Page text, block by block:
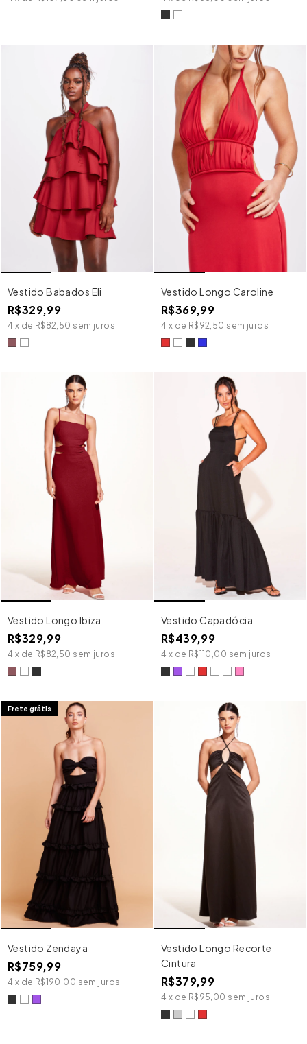
Vestido Babados Eli
R$329,99
4 x de R$82,50 sem juros
Vestido Longo Caroline
R$369,99
4 x de R$92,50 sem juros
Vestido Longo Ibiza
R$329,99
4 x de R$82,50 sem juros
Vestido Capadócia
R$439,99
4 x de R$110,00 sem juros
Frete grátis
Vestido Zendaya
R$759,99
4 x de R$190,00 sem juros
Vestido Longo Recorte
Cintura
R$379,99
4 x de R$95,00 sem juros